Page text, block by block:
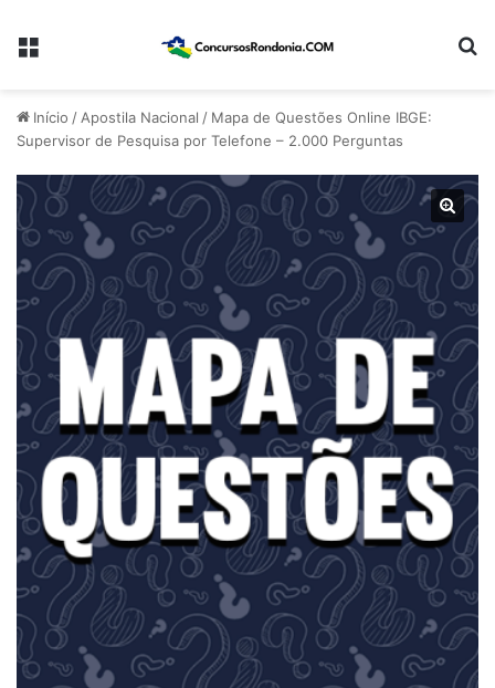
Menu
Início /Apostila Nacional / Mapa de Questões Online IBGE:
Supervisor de Pesquisa por Telefone – 2.000 Perguntas